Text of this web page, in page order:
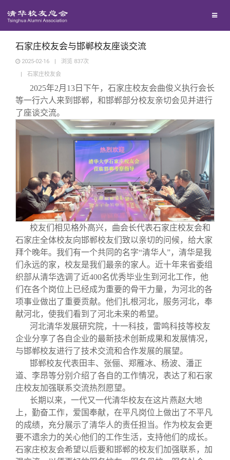
地区联络
专业委员会
兴趣群体
西南联大校友会
回馈母校
捐赠纪事
捐赠方法
义工计划
《水木清华》
我要订阅
新媒体平台
百年清华
清华人物
清华故事
青春风采
校友文苑
校友讲坛
校友视界
校友服务
终身学习
信息化服务
三创大赛
实用信息
校友总会
总会简介
会长致辞
总会章程
理事会名单
制度法规
联系我们
关闭
石家庄校友会与邯郸校友座谈交流
2025-02-16 | 浏览 837次
|
石家庄校友会
2025年2月13日下午，石家庄校友会曲俊义执行会长
等一行六人来到邯郸，和邯郸部分校友亲切会见并进行
了座谈交流。
校友们相见格外高兴，曲会长代表石家庄校友会和
石家庄全体校友向邯郸校友们致以亲切的问候，给大家
拜个晚年。我们有一个共同的名字“清华人”，清华是我
们永远的家，校友是我们最亲的家人。近十年来省委组
织部从清华选调了近400名优秀毕业生到河北工作，他
们在各个岗位上已经成为重要的骨干力量，为河北的各
项事业做出了重要贡献。他们扎根河北，服务河北，奉
献河北，使我们看到了河北未来的希望。
河北清华发展研究院，十一科技，雷鸣科技等校友
企业分享了各自企业的最新技术创新成果和发展情况，
与邯郸校友进行了技术交流和合作发展的展望。
邯郸校友代表田丰、张俪、郑雁冰、杨波、潘正
道、李昂等分别介绍了各自的工作情况，表达了和石家
庄校友加强联系交流热烈愿望。
长期以来，一代又一代清华校友在这片燕赵大地
上，勤奋工作，爱国奉献，在平凡岗位上做出了不平凡
的成绩，充分展示了清华人的责任担当。作为校友会更
要不遗余力的关心他们的工作生活，支持他们的成长。
石家庄校友会希望以后要和邯郸的校友们加强联系，加